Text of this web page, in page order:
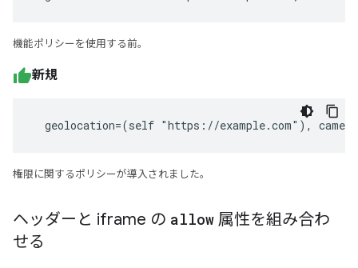
機能ポリシーを使用する前。
新規
geolocation=(self "https://example.com"),
権限に関するポリシーが導入されました。
ヘッダーと iframe の allow 属性を組み合わ
せる